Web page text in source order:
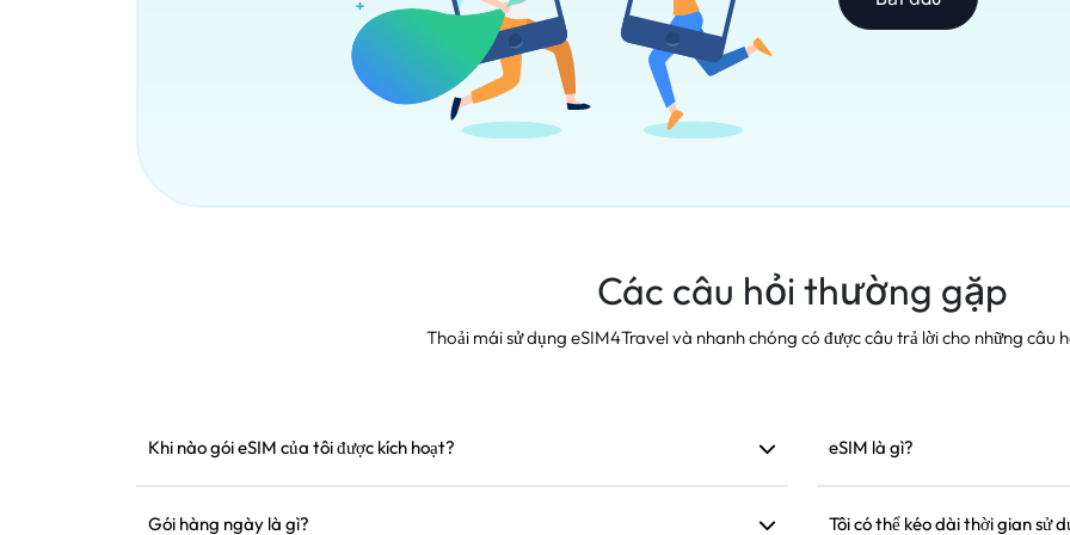
Các câu hỏi thường gặp
Thoải mái sử dụng eSIM4Travel và nhanh chóng có được câu trả lời cho những câu
Khi nào gói eSIM của tôi được kích hoạt?
cài đặt trước khi khởi hành.
Gói hàng ngày là gì?
eSIM là gì?
xuống và cài đặt, bạn có thể
Tôi có thể kéo dài thời gian sử